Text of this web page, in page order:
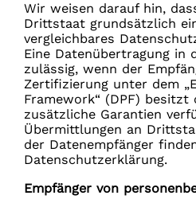
Wir weisen darauf hin,
Drittstaat grundsätzlich
vergleichbares
Eine Datenübertragung in
zulässig, wenn der
Zertifizierung unter dem
Framework“ (DPF) besitzt
zusätzliche Garantien
Übermittlungen an
der Datenempfänger
Datenschutzerklärung.
Empfänger von